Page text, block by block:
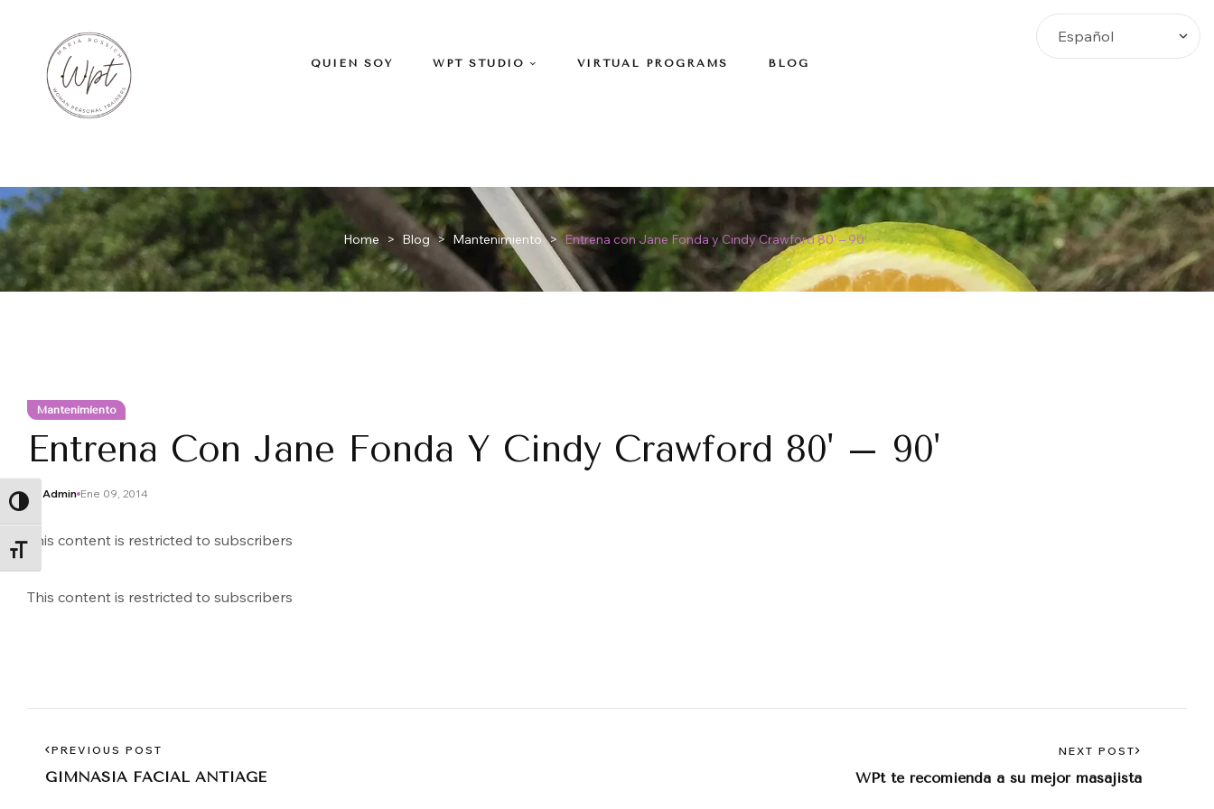
ALTERNAR ALTO CONTRASTE
ALTERNAR TAMAÑO DE LETRA
QUIÉN SOY WPT STUDIO VIRTUAL PROGRAMS BLOG
Home > Blog > Mantenimiento > Entrena con Jane Fonda y Cindy Crawford 80' – 90'
Mantenimiento
Entrena Con Jane Fonda Y Cindy Crawford 80' – 90'
Ene 09, 2014
By Admin
This content is restricted to subscribers
This content is restricted to subscribers
PREVIOUS POST
GIMNASIA FACIAL ANTIAGE
NEXT POST
WPt te recomienda a su mejor masajista